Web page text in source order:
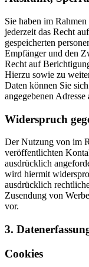
Sie haben im
jederzeit das Recht
gespeicherten
Empfänger und den
Recht auf
Hierzu sowie zu
Daten können Sie
angegebenen
Widerspruch
Der Nutzung von im
veröffentlichten
ausdrücklich
wird hiermit
ausdrücklich
Zusendung von
vor.
3.
Cookies